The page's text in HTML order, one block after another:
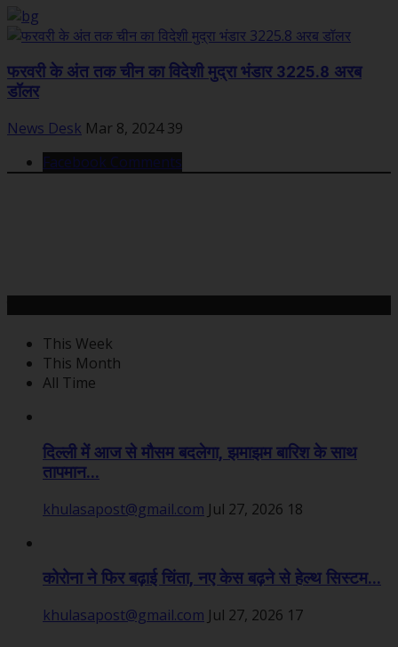
फरवरी के अंत तक चीन का विदेशी मुद्रा भंडार 3225.8 अरब
डॉलर
News Desk Mar 8, 2024 39
Facebook Comments
This Week
This Month
All Time
दिल्ली में आज से मौसम बदलेगा, झमाझम बारिश के साथ
तापमान...
khulasapost@gmail.com Jul 27, 2026 18
कोरोना ने फिर बढ़ाई चिंता, नए केस बढ़ने से हेल्थ सिस्टम...
khulasapost@gmail.com Jul 27, 2026 17